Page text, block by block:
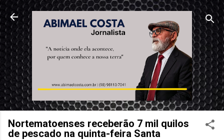
Pular para o conteúdo principal
Nortematoenses receberão 7 mil quilos
de pescado na quinta-feira Santa